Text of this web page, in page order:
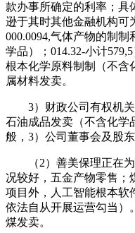
款办事所确定的利率；具
逊于其时其他金融机构可
000.0094,气体产物的制
学品）；014.32-小计
根本化学原料制制（不含
属材料发卖。
3）财政公司有权机关
石油成品发卖（不含化学
般，3）公司董事会及股
（2）善美保理正在为
况较好，五金产物零售；
项目外，人工智能根本软
依法自从开展运营勾当）
煤发卖。